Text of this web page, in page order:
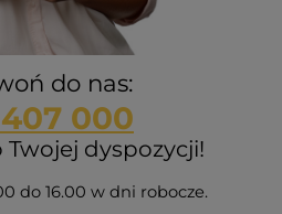
do nas:
000
dyspozycji!
do 16.00 w dni robocze.